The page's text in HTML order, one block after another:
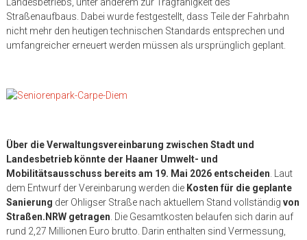
Straßenaufbaus. Dabei wurde festgestellt, dass Teile der Fahrbahn
nicht mehr den heutigen technischen Standards entsprechen und
umfangreicher erneuert werden müssen als ursprünglich geplant.
Über die Verwaltungsvereinbarung zwischen Stadt und
Landesbetrieb könnte der Haaner Umwelt- und
Mobilitätsausschuss bereits am 19. Mai 2026 entscheiden . Laut
dem Entwurf der Vereinbarung werden die Kosten für die geplante
Sanierung der Ohligser Straße nach aktuellem Stand vollständig von
Straßen.NRW getragen . Die Gesamtkosten belaufen sich darin auf
rund 2,27 Millionen Euro brutto. Darin enthalten sind Vermessung,